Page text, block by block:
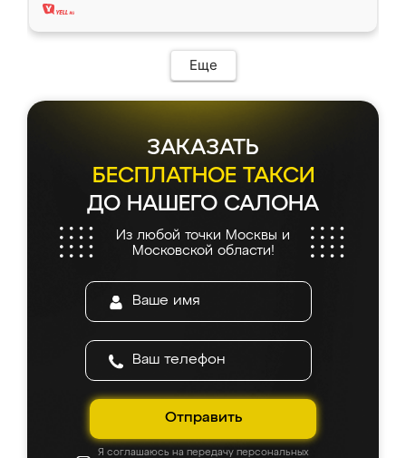
Еще
ЗАКАЗАТЬ
БЕСПЛАТНОЕ ТАКСИ
ДО НАШЕГО САЛОНА
Из любой точки Москвы и
Московской области!
Отправить
Я соглашаюсь на передачу персональных